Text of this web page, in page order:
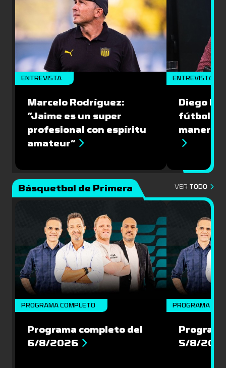
ENTREVISTA
Marcelo Rodríguez:
“Jaime es un super
profesional con espíritu
amateur”
ENTREVISTA
Diego
fútbol
manera
Básquetbol de Primera VER TODO
PROGRAMA COMPLETO
Programa completo del
6/8/2026
PROGRAMA
5/8/